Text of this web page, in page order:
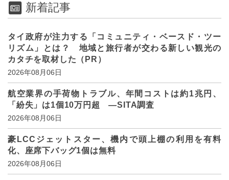
新着記事
タイ政府が注力する「コミュニティ・ベースド・ツー
リズム」とは？ 地域と旅行者が交わる新しい観光の
カタチを取材した（PR）
2026年08月06日
航空業界の手荷物トラブル、年間コストは約1兆円、
「紛失」は1個10万円超 ―SITA調査
2026年08月06日
豪LCCジェットスター、機内で頭上棚の利用を有料
化、座席下バッグ1個は無料
2026年08月06日